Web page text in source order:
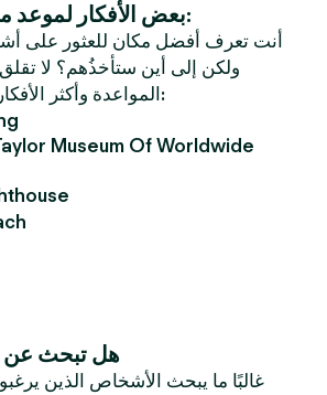
d
e
r
بعض الأفكار لموعد مميز في فونغ تاو:
أنت تعرف أفضل مكان للعثور على
ولكن إلى أين ستأخذُهم؟ لا
المواعدة وأكثر الأفكار شعبية في المدينة:
Museum Of Worldwide
هل تبحث عن
غالبًا ما يبحث الأشخاص الذين